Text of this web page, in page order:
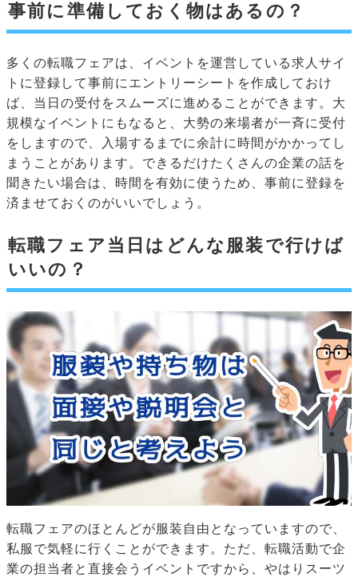
事前に準備しておく物はあるの？
多くの転職フェアは、イベントを運営している求人サイ
トに登録して事前にエントリーシートを作成しておけ
ば、当日の受付をスムーズに進めることができます。大
規模なイベントにもなると、大勢の来場者が一斉に受付
をしますので、入場するまでに余計に時間がかかってし
まうことがあります。できるだけたくさんの企業の話を
聞きたい場合は、時間を有効に使うため、事前に登録を
済ませておくのがいいでしょう。
転職フェア当日はどんな服装で行けば
いいの？
転職フェアのほとんどが服装自由となっていますので、
私服で気軽に行くことができます。ただ、転職活動で企
業の担当者と直接会うイベントですから、やはりスーツ